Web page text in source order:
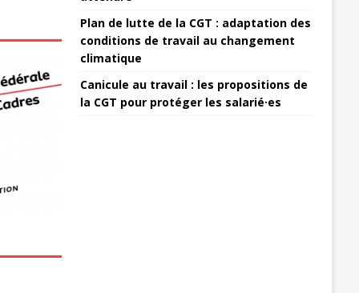
Plan de lutte de la CGT : adaptation des
conditions de travail au changement
climatique
Canicule au travail : les propositions de
la CGT pour protéger les salarié·es